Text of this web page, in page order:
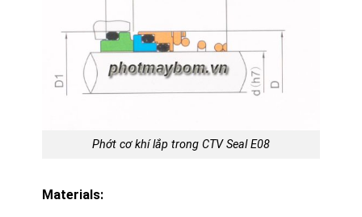
Phớt cơ khí lắp trong CTV Seal E08
Materials: